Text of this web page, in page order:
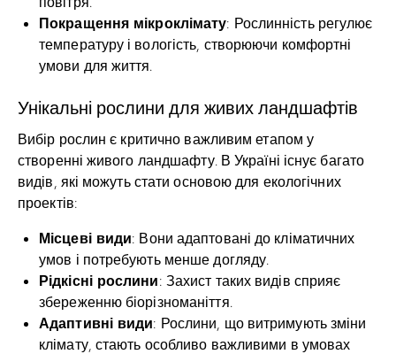
Покращення мікроклімату: Рослинність регулює
температуру і вологість, створюючи комфортні
умови для життя.
Унікальні рослини для живих ландшафтів
Вибір рослин є критично важливим етапом у
створенні живого ландшафту. В Україні існує багато
видів, які можуть стати основою для екологічних
проектів:
Місцеві види: Вони адаптовані до кліматичних
умов і потребують менше догляду.
Рідкісні рослини: Захист таких видів сприяє
збереженню біорізноманіття.
Адаптивні види: Рослини, що витримують зміни
клімату, стають особливо важливими в умовах